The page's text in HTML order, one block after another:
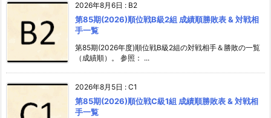
2026年8月6日 : B2
第85期(2026)順位戦B級2組 成績順勝敗表 & 対戦相
手一覧
第85期(2026年度)順位戦B級2組の対戦相手＆勝敗の一覧
（成績順）。 参照： ...
2026年8月5日 : C1
第85期(2026)順位戦C級1組 成績順勝敗表 & 対戦相
手一覧